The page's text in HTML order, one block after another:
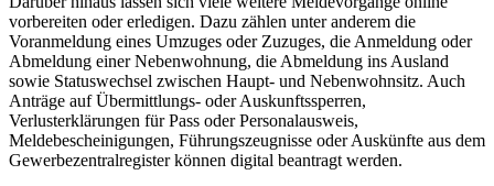
vorbereiten oder erledigen. Dazu zählen unter anderem die
Voranmeldung eines Umzuges oder Zuzuges, die Anmeldung oder
Abmeldung einer Nebenwohnung, die Abmeldung ins Ausland
sowie Statuswechsel zwischen Haupt- und Nebenwohnsitz. Auch
Anträge auf Übermittlungs- oder Auskunftssperren,
Verlusterklärungen für Pass oder Personalausweis,
Meldebescheinigungen, Führungszeugnisse oder Auskünfte aus dem
Gewerbezentralregister können digital beantragt werden.